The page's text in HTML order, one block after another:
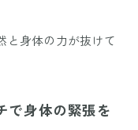
と身体の力が抜けて
で身体の緊張を